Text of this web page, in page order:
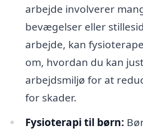
arbejde involverer
bevægelser eller
arbejde, kan
om, hvordan du kan
arbejdsmiljø for at
for skader.
Fysioterapi til børn: